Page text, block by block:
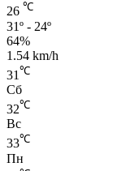
26 ℃
31º - 24º
64%
1.54 km/h
31 ℃
Сб
32℃
Вс
33℃
Пн